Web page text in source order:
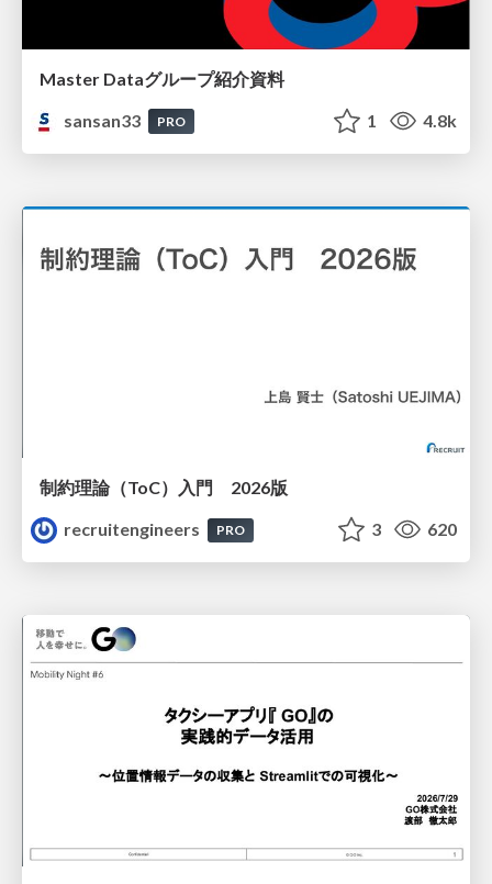
Master Dataグループ紹介資料
sansan33
PRO 1 4.8k
制約理論（ToC）入門 2026版
recruitengineers
PRO 3 620